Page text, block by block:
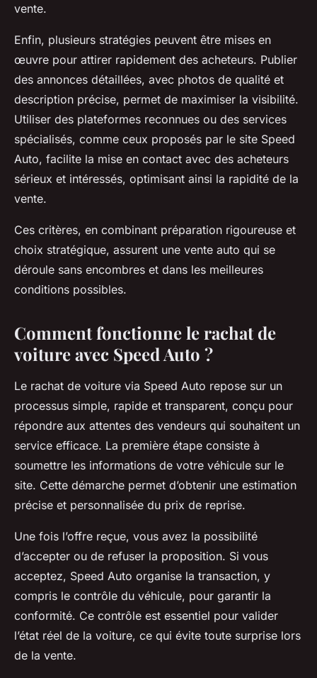
vente.
Enfin, plusieurs stratégies peuvent être mises en
œuvre pour attirer rapidement des acheteurs. Publier
des annonces détaillées, avec photos de qualité et
description précise, permet de maximiser la visibilité.
Utiliser des plateformes reconnues ou des services
spécialisés, comme ceux proposés par le site Speed
Auto, facilite la mise en contact avec des acheteurs
sérieux et intéressés, optimisant ainsi la rapidité de la
vente.
Ces critères, en combinant préparation rigoureuse et
choix stratégique, assurent une vente auto qui se
déroule sans encombres et dans les meilleures
conditions possibles.
Comment fonctionne le rachat de
voiture avec Speed Auto ?
Le rachat de voiture via Speed Auto repose sur un
processus simple, rapide et transparent, conçu pour
répondre aux attentes des vendeurs qui souhaitent un
service efficace. La première étape consiste à
soumettre les informations de votre véhicule sur le
site. Cette démarche permet d’obtenir une estimation
précise et personnalisée du prix de reprise.
Une fois l’offre reçue, vous avez la possibilité
d’accepter ou de refuser la proposition. Si vous
acceptez, Speed Auto organise la transaction, y
compris le contrôle du véhicule, pour garantir la
conformité. Ce contrôle est essentiel pour valider
l’état réel de la voiture, ce qui évite toute surprise lors
de la vente.